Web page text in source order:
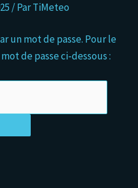
/ ParTiMeteo
un mot de passe. Pour le
de passe ci-dessous :